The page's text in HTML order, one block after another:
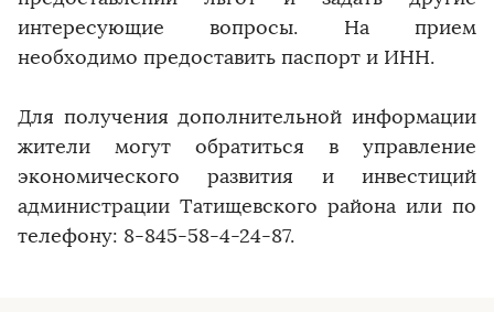
интересующие вопросы. На прием
необходимо предоставить паспорт и ИНН.
Для получения дополнительной информации
жители могут обратиться в управление
экономического развития и инвестиций
администрации Татищевского района или по
телефону: 8-845-58-4-24-87.